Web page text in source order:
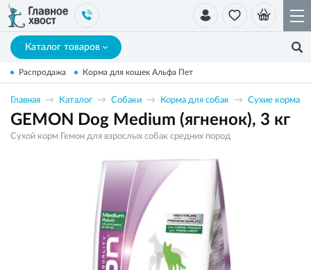
Каталог товаров
Распродажа Корма для кошек Альфа Пет
Главная Каталог Собаки Корма для собак Сухие корма
GEMON Dog Medium (ягненок), 3 кг
Сухой корм Гемон для взрослых собак средних пород